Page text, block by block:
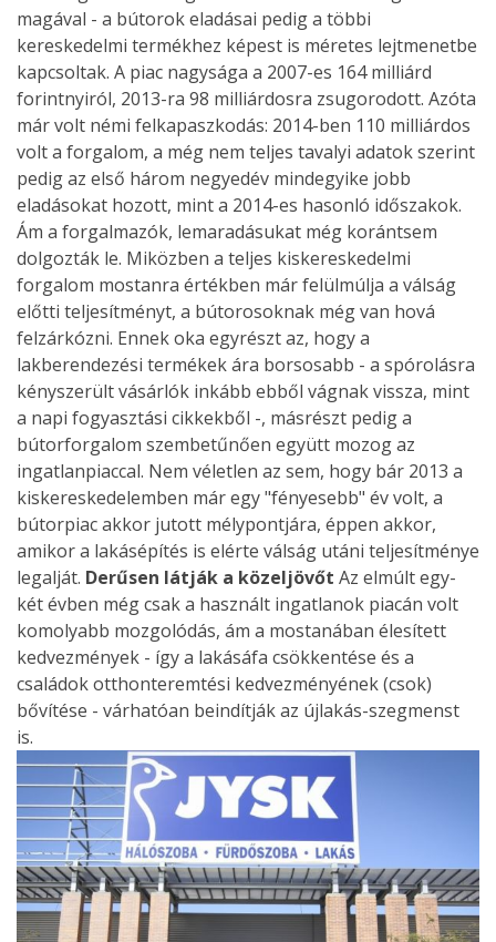
magával - a bútorok eladásai pedig a többi
kereskedelmi termékhez képest is méretes lejtmenetbe
kapcsoltak. A piac nagysága a 2007-es 164 milliárd
forintnyiról, 2013-ra 98 milliárdosra zsugorodott. Azóta
már volt némi felkapaszkodás: 2014-ben 110 milliárdos
volt a forgalom, a még nem teljes tavalyi adatok szerint
pedig az első három negyedév mindegyike jobb
eladásokat hozott, mint a 2014-es hasonló időszakok.
Ám a forgalmazók, lemaradásukat még korántsem
dolgozták le. Miközben a teljes kiskereskedelmi
forgalom mostanra értékben már felülmúlja a válság
előtti teljesítményt, a bútorosoknak még van hová
felzárkózni. Ennek oka egyrészt az, hogy a
lakberendezési termékek ára borsosabb - a spórolásra
kényszerült vásárlók inkább ebből vágnak vissza, mint
a napi fogyasztási cikkekből -, másrészt pedig a
bútorforgalom szembetűnően együtt mozog az
ingatlanpiaccal. Nem véletlen az sem, hogy bár 2013 a
kiskereskedelemben már egy "fényesebb" év volt, a
bútorpiac akkor jutott mélypontjára, éppen akkor,
amikor a lakásépítés is elérte válság utáni teljesítménye
legalját. Derűsen látják a közeljövőt Az elmúlt egy-
két évben még csak a használt ingatlanok piacán volt
komolyabb mozgolódás, ám a mostanában élesített
kedvezmények - így a lakásáfa csökkentése és a
családok otthonteremtési kedvezményének (csok)
bővítése - várhatóan beindítják az újlakás-szegmenst
is.